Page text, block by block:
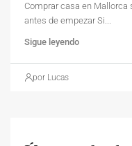
Comprar casa en Mallorca
antes de empezar Si...
Sigue leyendo
por Lucas